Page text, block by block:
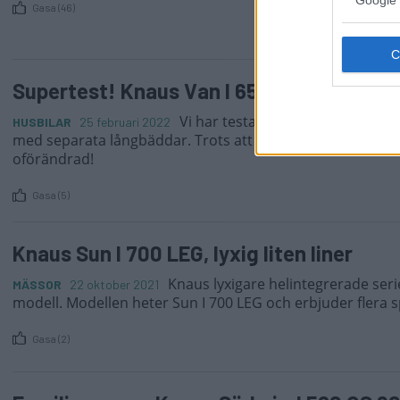
Gasa (46)
Supertest! Knaus Van I 650 MEG
HUSBILAR 25 februari 2022
Vi har testat Knaus slimmade
med separata långbäddar. Trots att den blivit en
oförändrad!
Gasa (5)
Knaus Sun I 700 LEG, lyxig liten liner
MÄSSOR 22 oktober 2021
Knaus lyxigare helintegrerade
modell. Modellen heter Sun I 700 LEG och erbjuder flera
Gasa (2)